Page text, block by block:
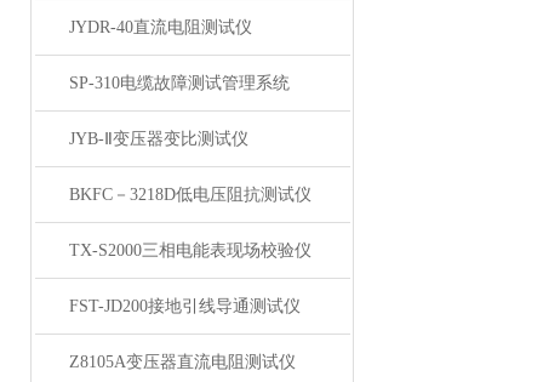
JYDR-40直流电阻测试仪
SP-310电缆故障测试管理系统
JYB-Ⅱ变压器变比测试仪
BKFC－3218D低电压阻抗测试仪
TX-S2000三相电能表现场校验仪
FST-JD200接地引线导通测试仪
Z8105A变压器直流电阻测试仪